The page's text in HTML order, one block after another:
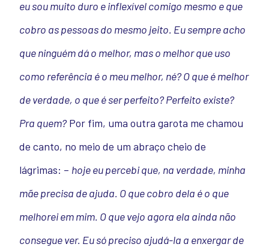
eu sou muito duro e inflexível comigo mesmo e que
cobro as pessoas do mesmo jeito. Eu sempre acho
que ninguém dá o melhor, mas o melhor que uso
como referência é o meu melhor, né? O que é melhor
de verdade, o que é ser perfeito? Perfeito existe?
Pra quem?Por fim, uma outra garota me chamou
de canto, no meio de um abraço cheio de
lágrimas: – hoje eu percebi que, na verdade, minha
mãe precisa de ajuda. O que cobro dela é o que
melhorei em mim. O que vejo agora ela ainda não
consegue ver. Eu só preciso ajudá-la a enxergar de